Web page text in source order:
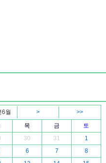
6월 >
>>
목 금
토
30 31
1
6 7
8